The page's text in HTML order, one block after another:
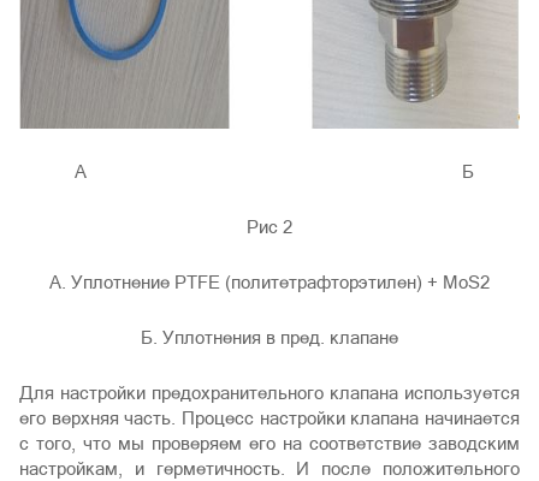
А Б
Рис 2
А. Уплотнение PTFE (политетрафторэтилен) + MoS2
Б. Уплотнения в пред. клапане
Для настройки предохранительного клапана используется
его верхняя часть. Процесс настройки клапана начинается
с того, что мы проверяем его на соответствие заводским
настройкам, и герметичность. И после положительного